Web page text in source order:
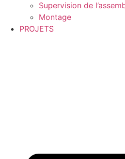
Supervision de
Montage
PROJETS